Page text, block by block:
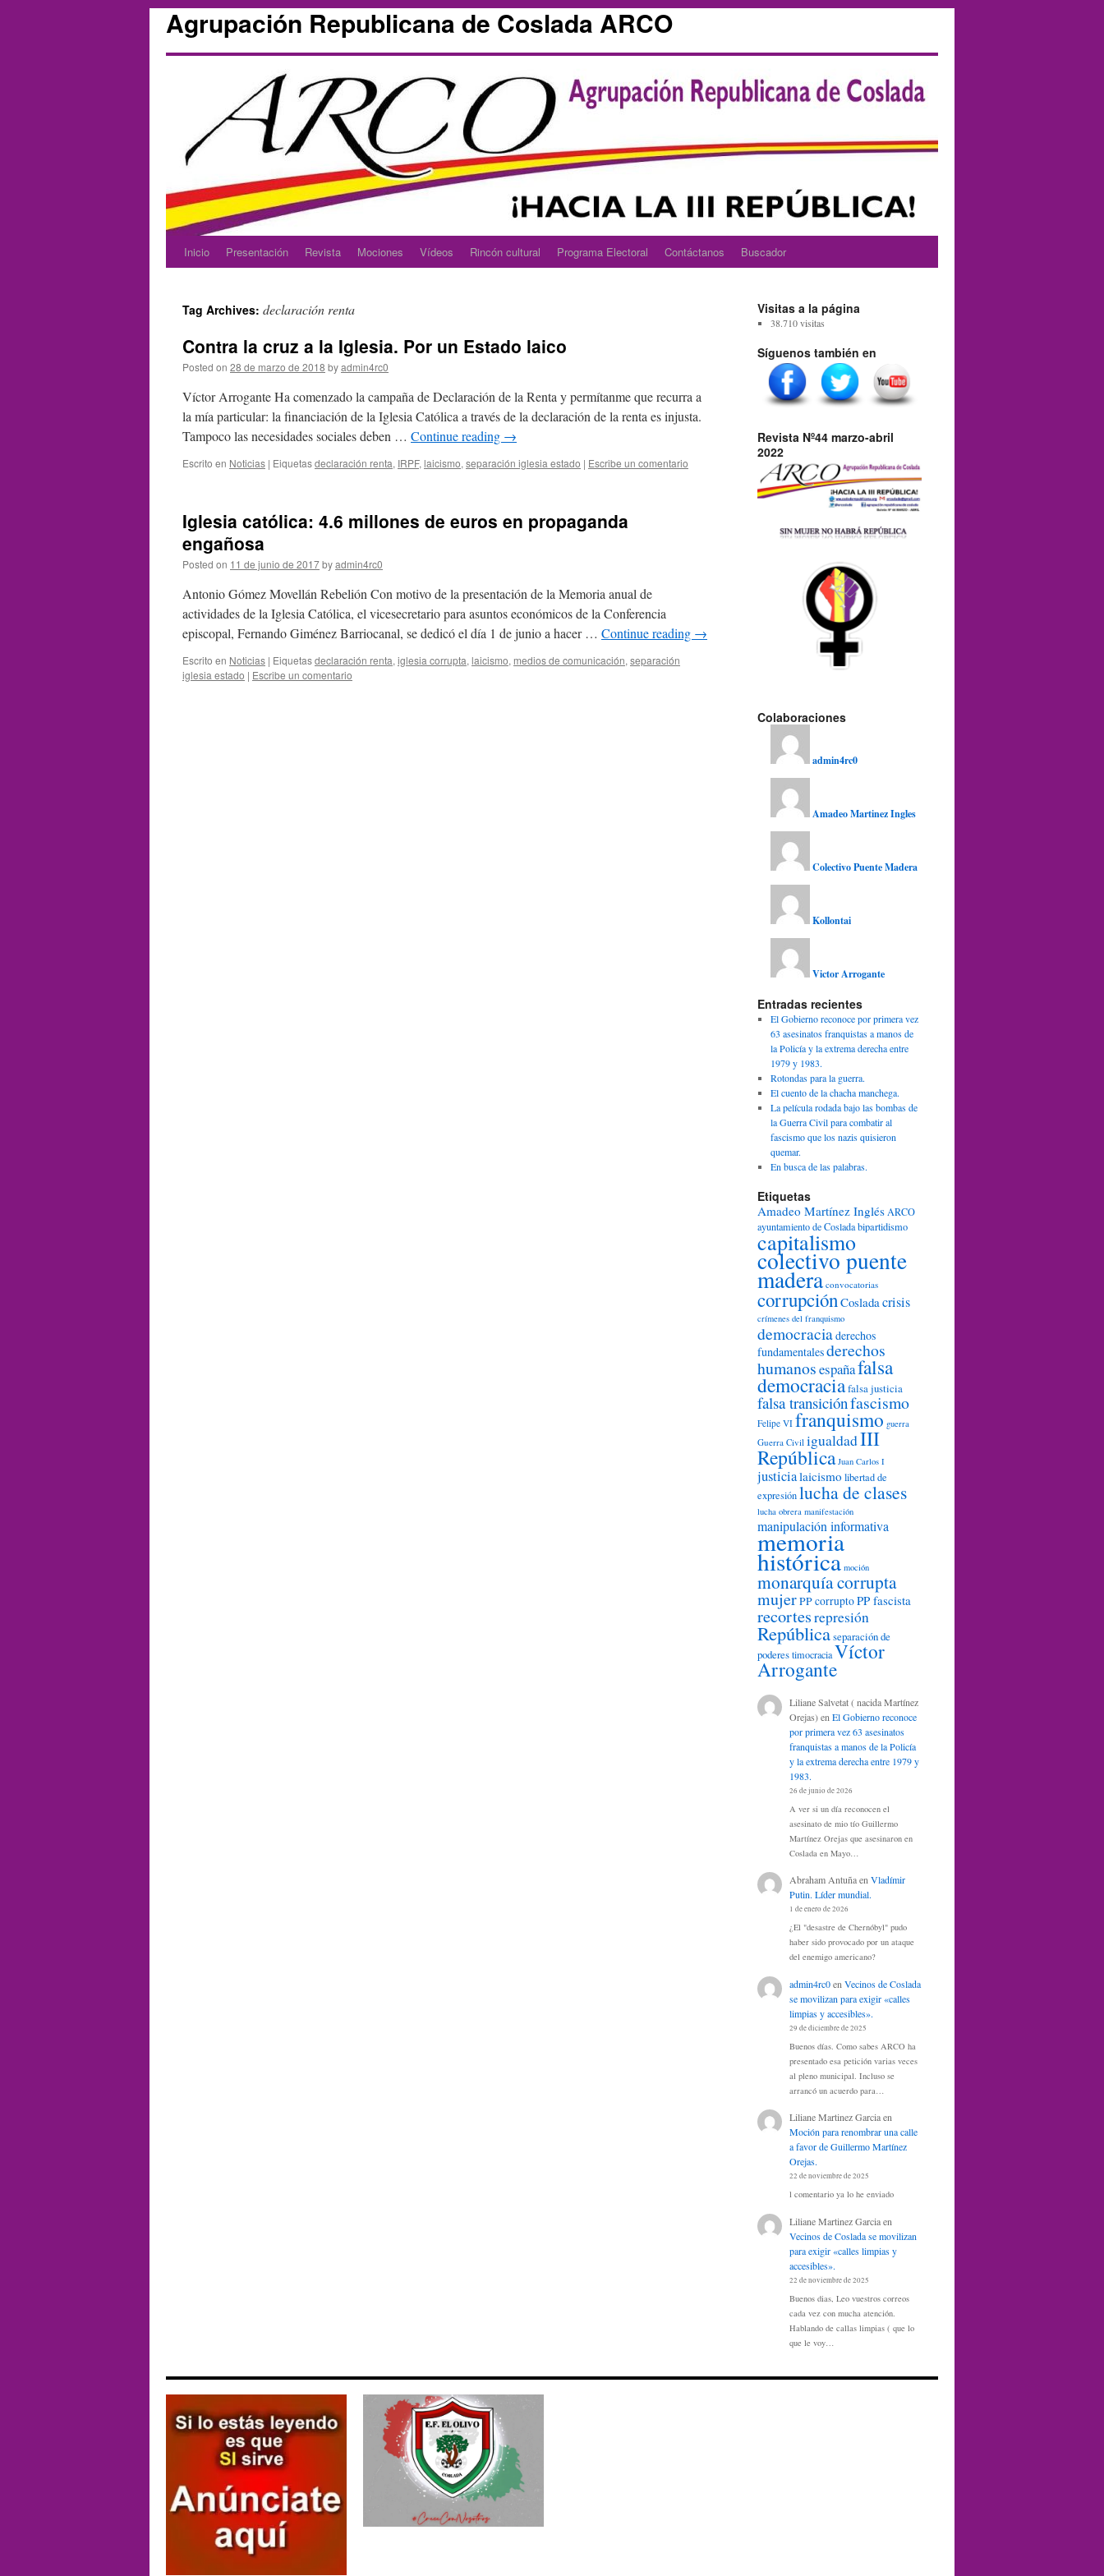
Agrupación Republicana de Coslada ARCO
Skip
content
Inicio Presentación Revista Mociones Vídeos Rincón cultural Programa Electoral Contáctanos Buscador
Tag Archives: declaración renta
Contra la cruz a la Iglesia. Por un Estado laico
Posted on 28 de marzo de 2018 byadmin4rc0
Víctor Arrogante Ha comenzado la campaña de Declaración de la Renta y permítanme que recurra a
la mía particular: la financiación de la Iglesia Católica a través de la declaración de la renta es injusta.
Tampoco las necesidades sociales deben … Continue reading →
Escrito en Noticias | Eiquetasdeclaración renta, IRPF, laicismo, separación iglesia estado | Escribe un comentario
Iglesia católica: 4.6 millones de euros en propaganda
engañosa
Posted on 11 de junio de 2017byadmin4rc0
Antonio Gómez Movellán Rebelión Con motivo de la presentación de la Memoria anual de
actividades de la Iglesia Católica, el vicesecretario para asuntos económicos de la Conferencia
episcopal, Fernando Giménez Barriocanal, se dedicó el día 1 de junio a hacer … Continue reading →
Escrito en Noticias | Eiquetasdeclaración renta, iglesia corrupta, laicismo, medios de comunicación, separación
iglesia estado | Escribe un comentario
Visitas a la página
38.710 visitas
Síguenos también en
Revista Nº44 marzo-abril
2022
Colaboraciones
admin4rc0
Amadeo Martinez Ingles
Colectivo Puente Madera
Kollontai
Victor Arrogante
Entradas recientes
El Gobierno reconoce por primera vez
63 asesinatos franquistas a manos de
la Policía y la extrema derecha entre
1979 y 1983.
Rotondas para la guerra.
El cuento de la chacha manchega.
La película rodada bajo las bombas de
la Guerra Civil para combatir al
fascismo que los nazis quisieron
quemar.
En busca de las palabras.
Etiquetas
Amadeo Martínez Inglés ARCO
ayuntamiento de Cosladabipartidismo
capitalismo
colectivo puente
madera convocatorias
corrupciónCosladacrisis
crímenes del franquismo
democraciaderechos
fundamentalesderechos
humanosespañafalsa
democraciafalsa justicia
falsa transiciónfascismo
Felipe VI franquismo guerra
Guerra Civil igualdadIII
República Juan Carlos I
justicialaicismo libertad de
expresiónlucha de clases
lucha obrera manifestación
manipulación informativa
memoria
histórica moción
monarquía corrupta
mujerPP corruptoPP fascista
recortesrepresión
Repúblicaseparación de
poderestimocraciaVíctor
Arrogante
Liliane Salvetat ( nacida Martínez
Orejas)en El Gobierno reconoce
por primera vez 63 asesinatos
franquistas a manos de la Policía
y la extrema derecha entre 1979 y
1983.
26 de junio de 2026
A ver si un día reconocen el
asesinato de mio tío Guillermo
Martínez Orejas que asesinaron en
Coslada en Mayo…
Abraham AntuñaenVladímir
Putin. Líder mundial.
1 de enero de 2026
¿El "desastre de Chernóbyl" pudo
haber sido provocado por un ataque
del enemigo americano?
admin4rc0en Vecinos de Coslada
se movilizan para exigir «calles
limpias y accesibles».
29 de diciembre de 2025
Buenos días. Como sabes ARCO ha
presentado esa petición varias veces
al pleno municipal. Incluso se
arrancó un acuerdo para…
Liliane Martinez Garciaen
Moción para renombrar una calle
a favor de Guillermo Martínez
Orejas.
22 de noviembre de 2025
l comentario ya lo he enviado
Liliane Martinez Garciaen
Vecinos de Coslada se movilizan
para exigir «calles limpias y
accesibles».
22 de noviembre de 2025
Buenos dias, Leo vuestros correos
cada vez con mucha atención.
Hablando de callas limpias ( que lo
que le voy…